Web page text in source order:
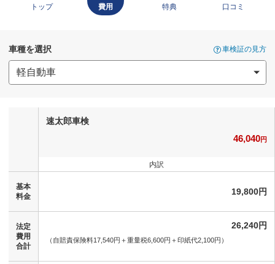
トップ
費用
特典
口コミ
車種を選択 車検証の見方
速太郎車検
46,040円
内訳
基本
料金
19,800円
法定
費用
合計
26,240円
（自賠責保険料17,540円＋重量税6,600円＋印紙代2,100円）